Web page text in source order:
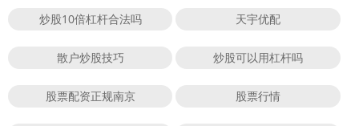
炒股10倍杠杆合法吗 天宇优配
散户炒股技巧 炒股可以用杠杆吗
股票配资正规南京 股票行情